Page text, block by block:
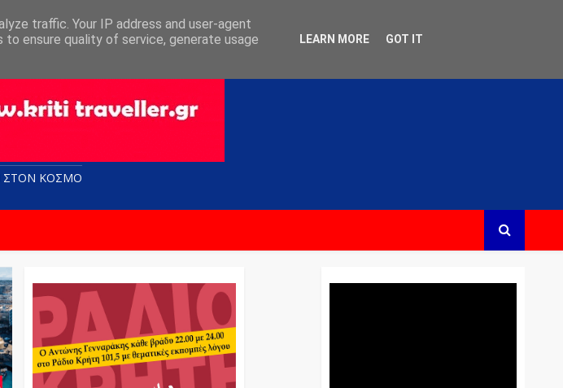
KOΣΜΟ
traffic. Your IP address and user-agent
ensure quality of service, generate usage
LEARN MORE GOT IT